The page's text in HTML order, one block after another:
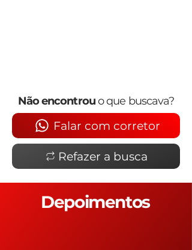
Não encontrouo que buscava?
Falar com corretor
Refazer a busca
Depoimentos